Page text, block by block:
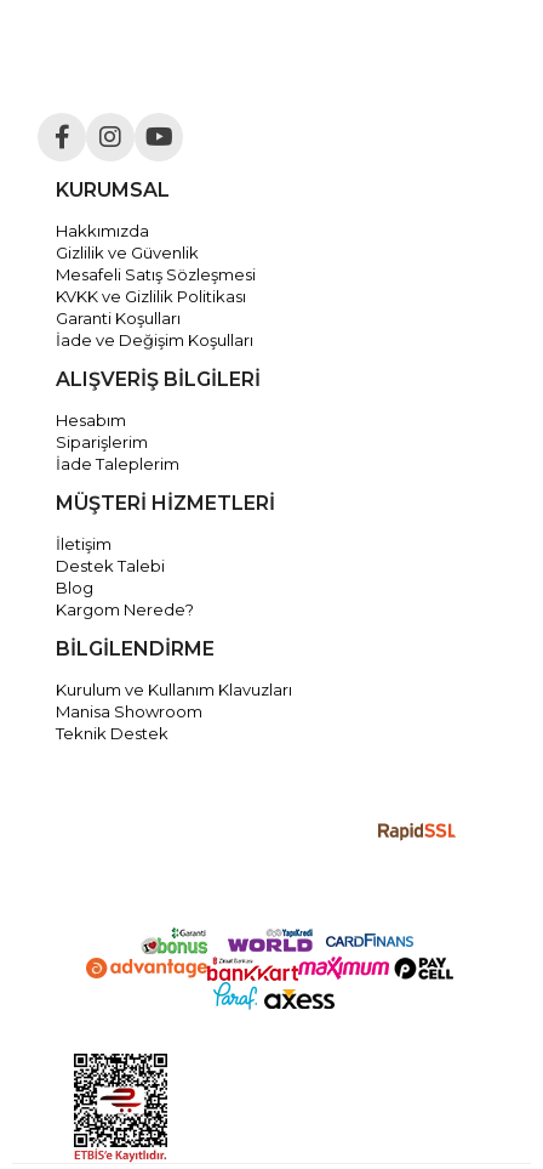
KURUMSAL
Hakkımızda
Gizlilik ve Güvenlik
Mesafeli Satış Sözleşmesi
KVKK ve Gizlilik Politikası
Garanti Koşulları
İade ve Değişim Koşulları
ALIŞVERİŞ BİLGİLERİ
Hesabım
Siparişlerim
İade Taleplerim
MÜŞTERİ HİZMETLERİ
İletişim
Destek Talebi
Blog
Kargom Nerede?
BİLGİLENDİRME
Kurulum ve Kullanım Klavuzları
Manisa Showroom
Teknik Destek